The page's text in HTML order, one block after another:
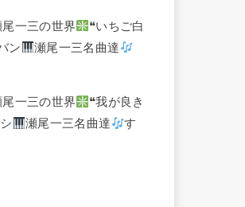
尾一三の世界
❝いちご白
ン
瀬尾一三名曲達
尾一三の世界
❝我が良き
瀬尾一三名曲達
す